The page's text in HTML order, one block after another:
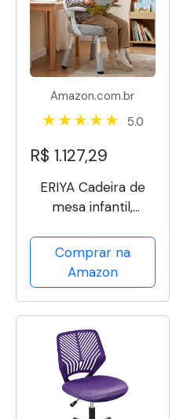
Amazon.com.br
5.0
R$ 1.127,29
ERIYA Cadeira de
mesa infantil,
infantil, ajustável em
altura com suporte
para as costas,
design ergonômico,
estudo,...
Comprar na
Amazon